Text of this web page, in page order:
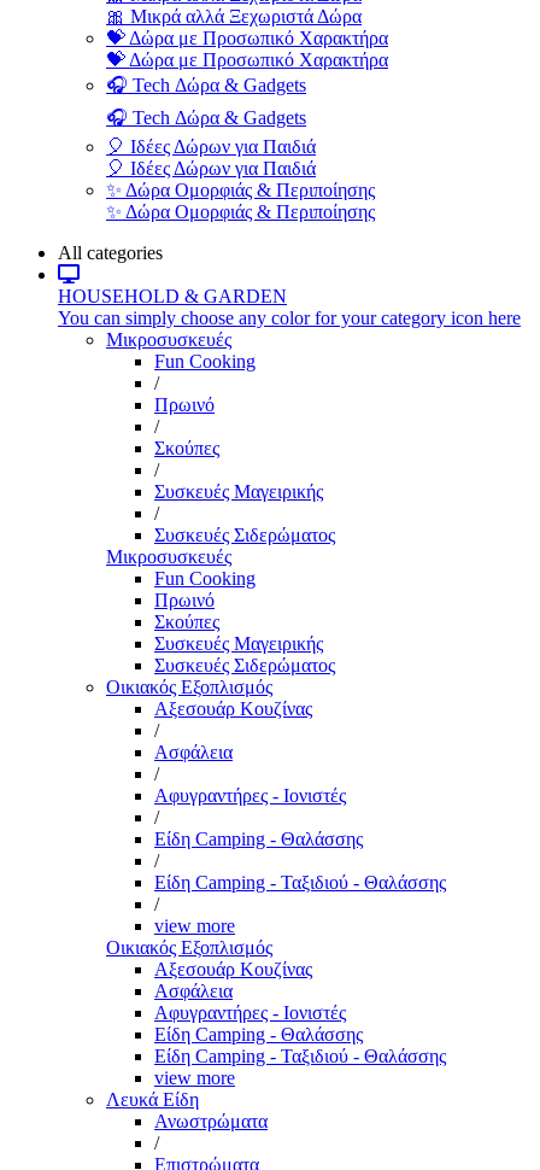
🎀 Μικρά αλλά Ξεχωριστά Δώρα
💝 Δώρα με Προσωπικό Χαρακτήρα
💝 Δώρα με Προσωπικό Χαρακτήρα
🎧 Tech Δώρα & Gadgets
🎧 Tech Δώρα & Gadgets
🎈 Ιδέες Δώρων για Παιδιά
🎈 Ιδέες Δώρων για Παιδιά
✨ Δώρα Ομορφιάς & Περιποίησης
✨ Δώρα Ομορφιάς & Περιποίησης
All categories
HOUSEHOLD & GARDEN
You can simply choose any color for your category icon here
Μικροσυσκευές
Fun Cooking
/
Πρωινό
/
Σκούπες
/
Συσκευές Μαγειρικής
/
Συσκευές Σιδερώματος
Μικροσυσκευές
Fun Cooking
Πρωινό
Σκούπες
Συσκευές Μαγειρικής
Συσκευές Σιδερώματος
Οικιακός Εξοπλισμός
Αξεσουάρ Κουζίνας
/
Ασφάλεια
/
Αφυγραντήρες - Ιονιστές
/
Είδη Camping - Θαλάσσης
/
Είδη Camping - Ταξιδιού - Θαλάσσης
/
view more
Οικιακός Εξοπλισμός
Αξεσουάρ Κουζίνας
Ασφάλεια
Αφυγραντήρες - Ιονιστές
Είδη Camping - Θαλάσσης
Είδη Camping - Ταξιδιού - Θαλάσσης
view more
Λευκά Είδη
Ανωστρώματα
/
Επιστρώματα